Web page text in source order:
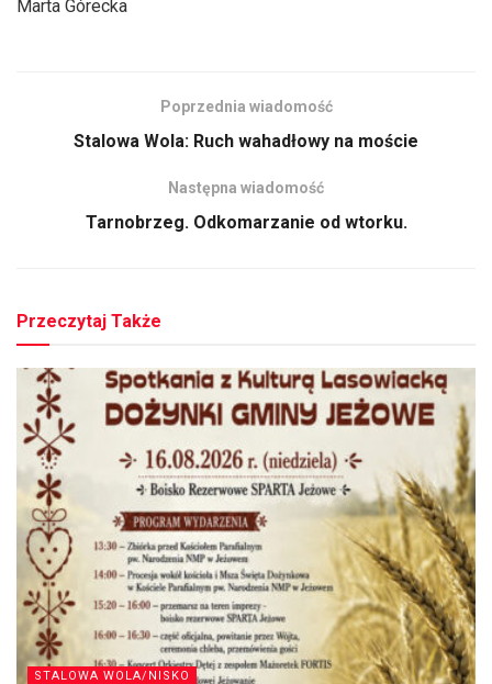
Marta Górecka
Poprzednia wiadomość
Stalowa Wola: Ruch wahadłowy na moście
Następna wiadomość
Tarnobrzeg. Odkomarzanie od wtorku.
Przeczytaj Także
STALOWA WOLA/NISKO